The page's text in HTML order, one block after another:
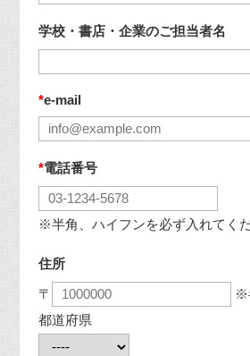
学校・書店・企業のご担当者名
*e-mail
*電話番号
※半角、ハイフンを必ず入れてくだ
住所
〒
※
都道府県